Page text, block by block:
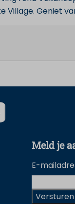
Village. Geniet
Meld je
E-
Versturen